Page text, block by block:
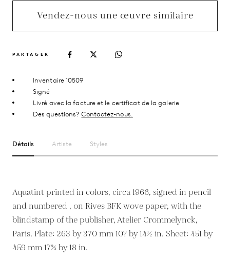
Vendez-nous une œuvre similaire
PARTAGER
Inventaire 10509
Signé
Livré avec la facture et le certificat de la galerie
Des questions?Contactez-nous.
Détails Artiste Styles
Aquatint printed in colors, circa 1966, signed in pencil
and numbered , on Rives BFK wove paper, with the
blindstamp of the publisher, Atelier Crommelynck,
Paris. Plate: 263 by 370 mm 10? by 14½ in. Sheet: 451 by
459 mm 17¾ by 18 in.